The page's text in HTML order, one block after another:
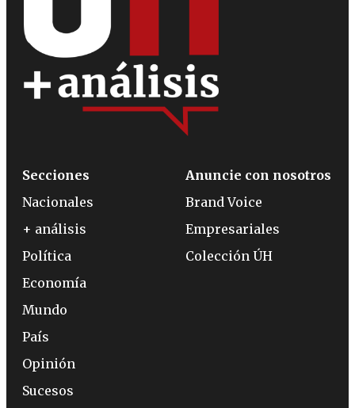
Secciones
Nacionales
+ análisis
Política
Economía
Mundo
País
Opinión
Sucesos
Anuncie con nosotros
Brand Voice
Empresariales
Colección ÚH